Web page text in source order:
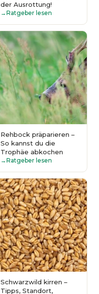
der Ausrottung!
Ratgeber lesen
Rehbock präparieren –
So kannst du die
Trophäe abkochen
Ratgeber lesen
Schwarzwild kirren –
Tipps, Standort,